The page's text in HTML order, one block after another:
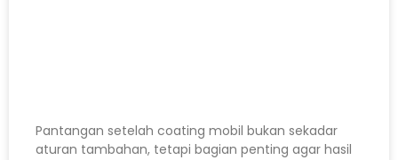
Pantangan setelah coating mobil bukan sekadar
aturan tambahan, tetapi bagian penting agar hasil